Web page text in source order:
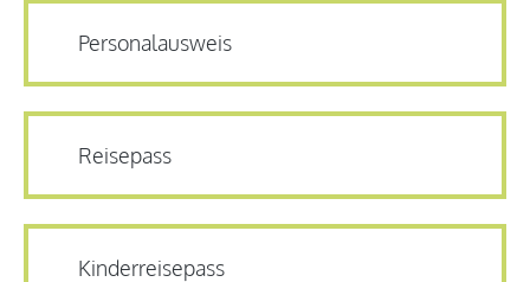
Personalausweis
Reisepass
Kinderreisepass